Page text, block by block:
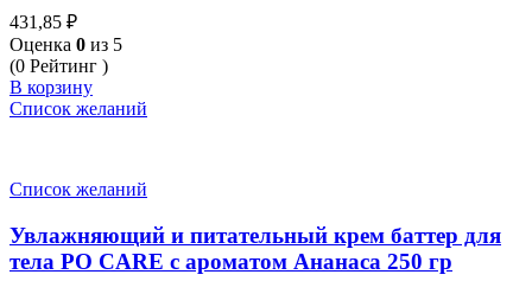
431,85 ₽
Оценка 0 из 5
(0 Рейтинг )
В корзину
Список желаний
Список желаний
Увлажняющий и питательный крем баттер для
тела PO CARE с ароматом Ананаса 250 гр